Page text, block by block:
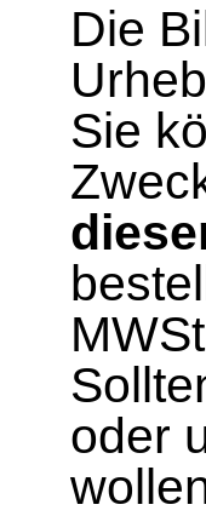
Die
Sie
oder